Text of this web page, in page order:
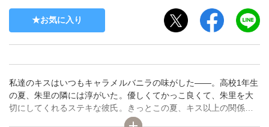
お気に入り
私達のキスはいつもキャラメルバニラの味がした――。高校1年生
の夏、朱里の隣には淳がいた。優しくてかっこ良くて、朱里を大
切にしてくれるステキな彼氏。きっとこの夏、キス以上の関係に
なる。でも淳となら嬉しい。何も怖くない。ところが夏休みの展